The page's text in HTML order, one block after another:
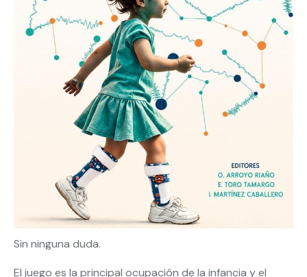
Sin ninguna duda.
El juego es la principal ocupación de la infancia y el